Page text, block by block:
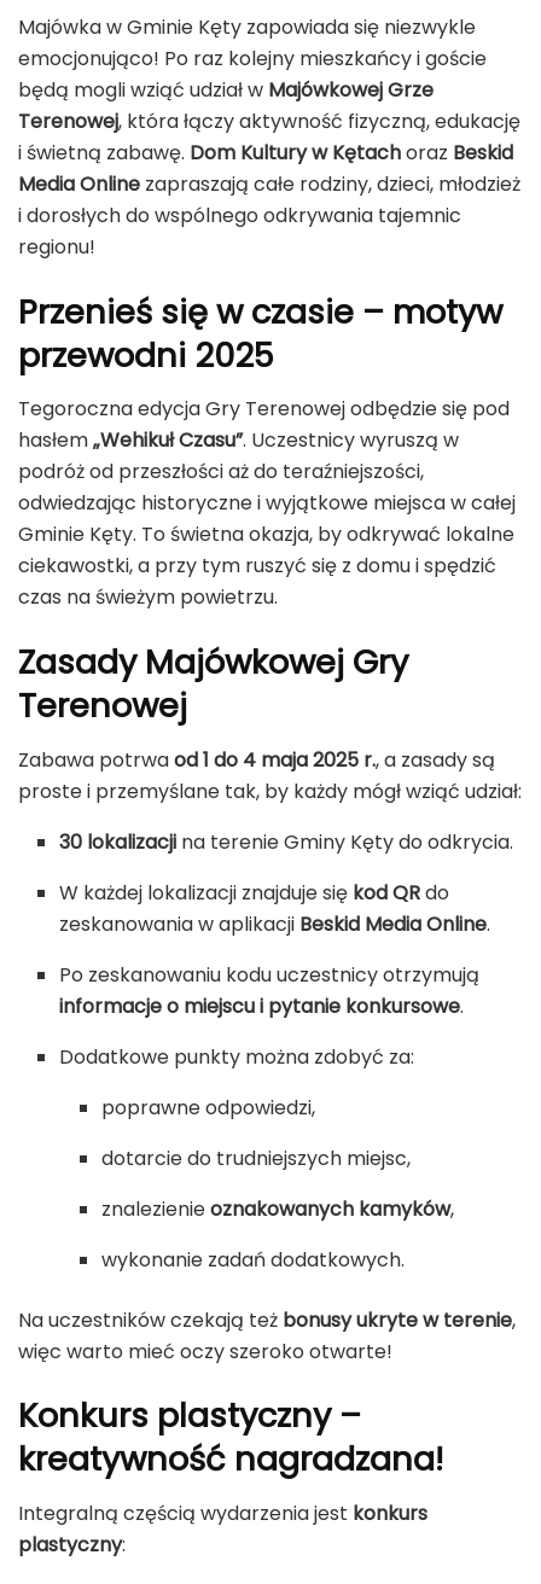
Majówka w Gminie Kęty zapowiada się niezwykle
emocjonująco! Po raz kolejny mieszkańcy i goście
będą mogli wziąć udział w Majówkowej Grze
Terenowej, która łączy aktywność fizyczną, edukację
i świetną zabawę. Dom Kultury w Kętachoraz Beskid
Media Online zapraszają całe rodziny, dzieci, młodzież
i dorosłych do wspólnego odkrywania tajemnic
regionu!
Przenieś się w czasie – motyw
przewodni 2025
Tegoroczna edycja Gry Terenowej odbędzie się pod
hasłem„Wehikuł Czasu”. Uczestnicy wyruszą w
podróż od przeszłości aż do teraźniejszości,
odwiedzając historyczne i wyjątkowe miejsca w całej
Gminie Kęty. To świetna okazja, by odkrywać lokalne
ciekawostki, a przy tym ruszyć się z domu i spędzić
czas na świeżym powietrzu.
Zasady Majówkowej Gry
Terenowej
Zabawa potrwaod 1 do 4 maja 2025 r., a zasady są
proste i przemyślane tak, by każdy mógł wziąć udział:
30 lokalizacji na terenie Gminy Kęty do odkrycia.
W każdej lokalizacji znajduje się kod QRdo
zeskanowania w aplikacji Beskid Media Online.
Po zeskanowaniu kodu uczestnicy otrzymują
informacje o miejscu i pytanie konkursowe.
Dodatkowe punkty można zdobyć za:
poprawne odpowiedzi,
dotarcie do trudniejszych miejsc,
znalezienieoznakowanych kamyków,
wykonanie zadań dodatkowych.
Na uczestników czekają też bonusy ukryte w terenie,
więc warto mieć oczy szeroko otwarte!
Konkurs plastyczny –
kreatywność nagradzana!
Integralną częścią wydarzenia jest konkurs
plastyczny: